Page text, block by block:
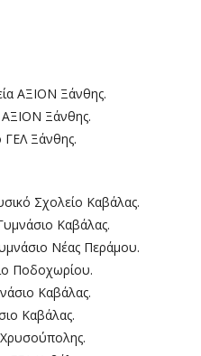
ΑΞΙΟΝ Ξάνθης.
ΑΞΙΟΝ Ξάνθης.
ΓΕΛ Ξάνθης.
Σχολείο Καβάλας.
Καβάλας.
Νέας Περάμου.
Ποδοχωρίου.
Καβάλας.
Καβάλας.